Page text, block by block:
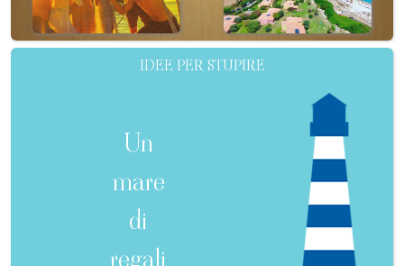
IDEE PER STUPIRE
Un
mare
di